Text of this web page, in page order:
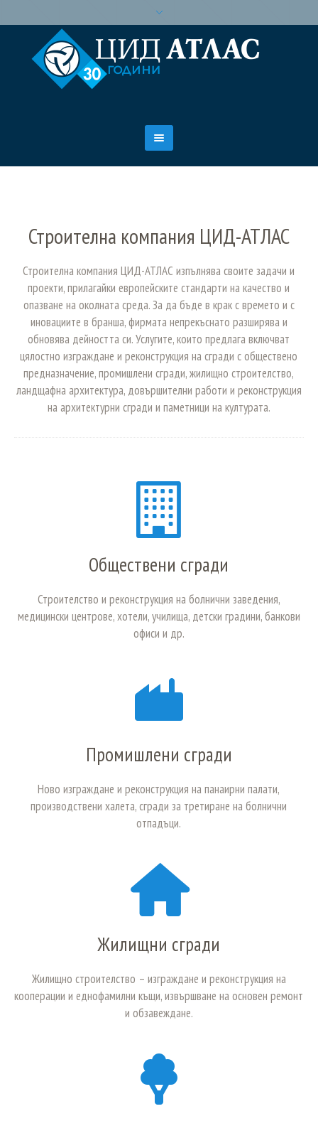
Строителна компания ЦИД-АТЛАС
Строителна компания ЦИД-АТЛАС изпълнява своите задачи и
проекти, прилагайки европейските стандарти на качество и
опазване на околната среда. За да бъде в крак с времето и с
иновациите в бранша, фирмата непрекъснато разширява и
обновява дейността си. Услугите, които предлага включват
цялостно изграждане и реконструкция на сгради с обществено
предназначение, промишлени сгради, жилищно строителство,
ландщафна архитектура, довършителни работи и реконструкция
на архитектурни сгради и паметници на културата.
Обществени сгради
Строителство и реконструкция на болнични заведения,
медицински центрoве, хотели, училища, детски градини, банкови
офиси и др.
Промишлени сгради
Ново изграждане и реконструкция на панаирни палати,
производствени халета, сгради за третиране на болнични
отпадъци.
Жилищни сгради
Жилищно строителство – изграждане и реконструкция на
кооперации и еднофамилни къщи, извършване на основен ремонт
и обзавеждане.